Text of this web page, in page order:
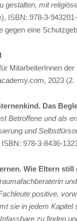
gestalten, mit
ISBN: 978-3-
gegen eine
MitarbeiterInnen
2023 (2.
Das
Betroffene und als
und
978-3-8436-
Wie Eltern
positive,
sie in jedem
zu finden